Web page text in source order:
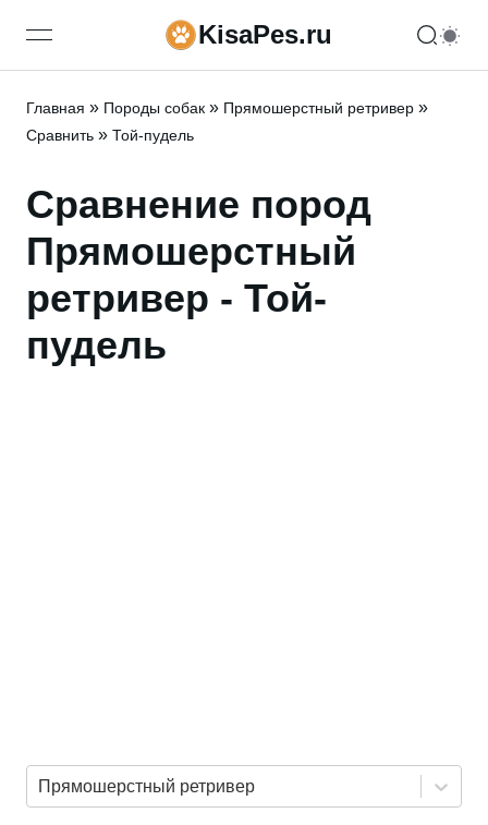
open navigation menuKisaPes.ru
Главная » Породы собак » Прямошерстный ретривер »
Сравнить » Той-пудель
Сравнение пород
Прямошерстный
ретривер - Той-
пудель
Прямошерстный ретривер